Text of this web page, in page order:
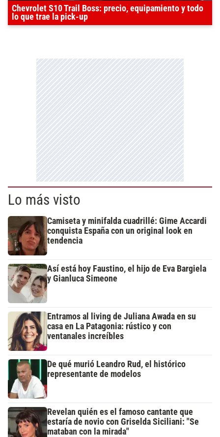
Chevrolet S10 Trail Boss: precio, equipamiento y todo
lo que trae la pick-up
Lo más visto
Camiseta y minifalda cuadrillé: Gime Accardi
conquista España con un original look en
tendencia
Así está hoy Faustino, el hijo de Eva Bargiela
y Gianluca Simeone
Entramos al living de Juliana Awada en su
casa en La Patagonia: rústico y con
ventanales increíbles
De qué murió Leandro Rud, el histórico
representante de modelos
Revelan quién es el famoso cantante que
estaría de novio con Griselda Siciliani: "Se
mataban con la mirada"